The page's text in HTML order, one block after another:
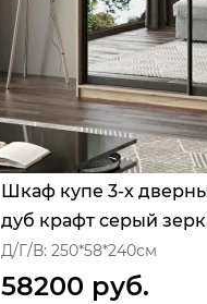
Шкаф купе 3-х
дуб крафт серый
Д/Г/В: 250*58*240см
58200 руб.